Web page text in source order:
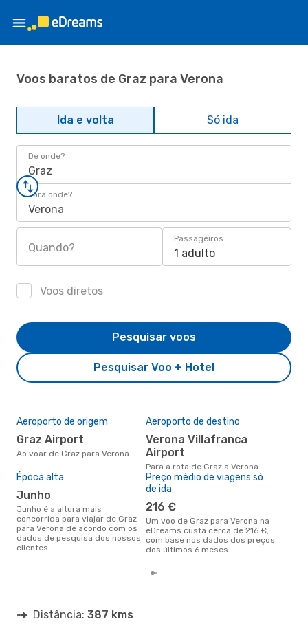
Voos baratos de Graz para Verona
Ida e volta Só ida
De onde?
Graz
Para onde?
Verona
Quando?
Passageiros
1 adulto
Voos diretos
Pesquisar Voo + Hotel
Pesquisar voos
Aeroporto de origem
Graz Airport
Ao voar de Graz para Verona
Aeroporto de destino
Verona Villafranca
Airport
Para a rota de Graz a Verona
Época alta
junho
junho é a altura mais
concorrida para viajar de Graz
para Verona de acordo com os
dados de pesquisa dos nossos
clientes
Preço médio de viagens só
de ida
216 €
Um voo de Graz para Verona na
eDreams custa cerca de 216 €,
com base nos dados dos preços
dos últimos 6 meses
Distância: 387 kms